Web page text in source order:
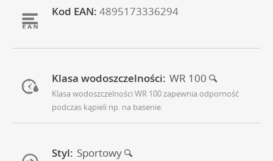
Kod EAN: 4895173336294
Klasa wodoszczelności: WR 100
Klasa wodoszczelności WR 100 zapewnia odporność
podczas kąpieli np. na basenie.
Styl: Sportowy